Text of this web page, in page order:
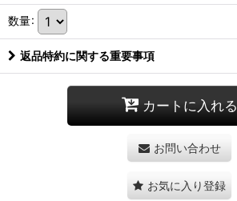
数量:
返品特約に関する重要事項
カートに入れる
お問い合わせ
お気に入り登録